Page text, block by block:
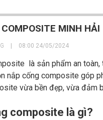
COMPOSITE MINH
08:00 24/05/2024
là sản phẩm an toàn,
nắp cống composite góp
vừa bền đẹp, vừa đảm
composite là gì?